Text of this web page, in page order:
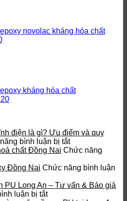
novolac kháng hóa chất
kháng hóa chất
điện là gì? Ưu điểm và quy
bình luận bị tắtở
Sơn
chống
điện
chất Đồng Nai Chức năng
Đồng Nai Chức năng bình luận
PU Long An – Tư vấn & Báo giá
luận bị tắtở